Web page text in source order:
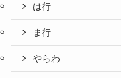
は行
ま行
やらわ